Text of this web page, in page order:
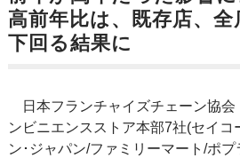
高前年比は、既存店、
下回る結果に
日本フランチャイズチェーン協会
ンビニエンスストア本部7社(セイ
ン･ジャパン/ファミリーマート/ポ